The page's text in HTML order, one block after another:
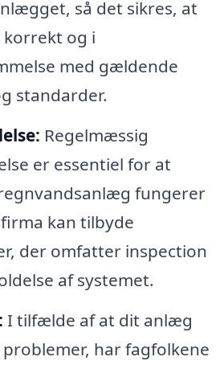
så det sikres, at
og i
med gældende
standarder.
Regelmæssig
er essentiel for at
fungerer
kan tilbyde
der omfatter inspection
af systemet.
I tilfælde af at dit anlæg
har fagfolkene